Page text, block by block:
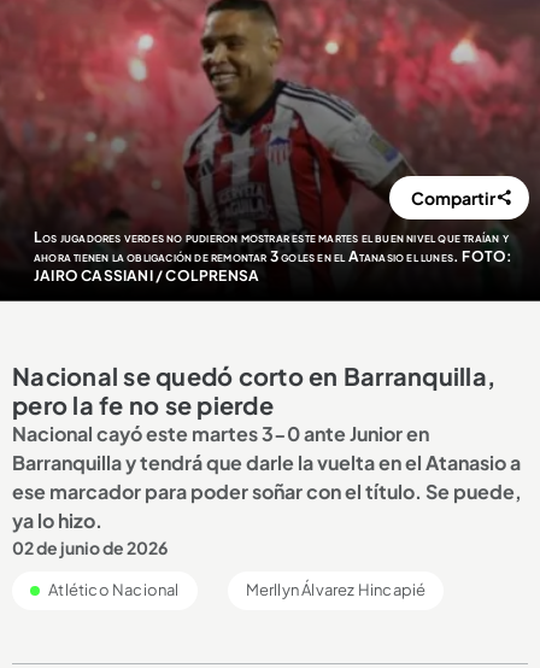
Los jugadores verdes no pudieron mostrar este martes el buen nivel que traían y
ahora tienen la obligación de remontar 3 goles en el Atanasio el lunes. FOTO:
JAIRO CASSIANI / COLPRENSA
Compartir
Nacional se quedó corto en Barranquilla,
pero la fe no se pierde
Nacional cayó este martes 3-0 ante Junior en
Barranquilla y tendrá que darle la vuelta en el Atanasio a
ese marcador para poder soñar con el título. Se puede,
ya lo hizo.
02 de junio de 2026
Atlético Nacional Merllyn Álvarez Hincapié